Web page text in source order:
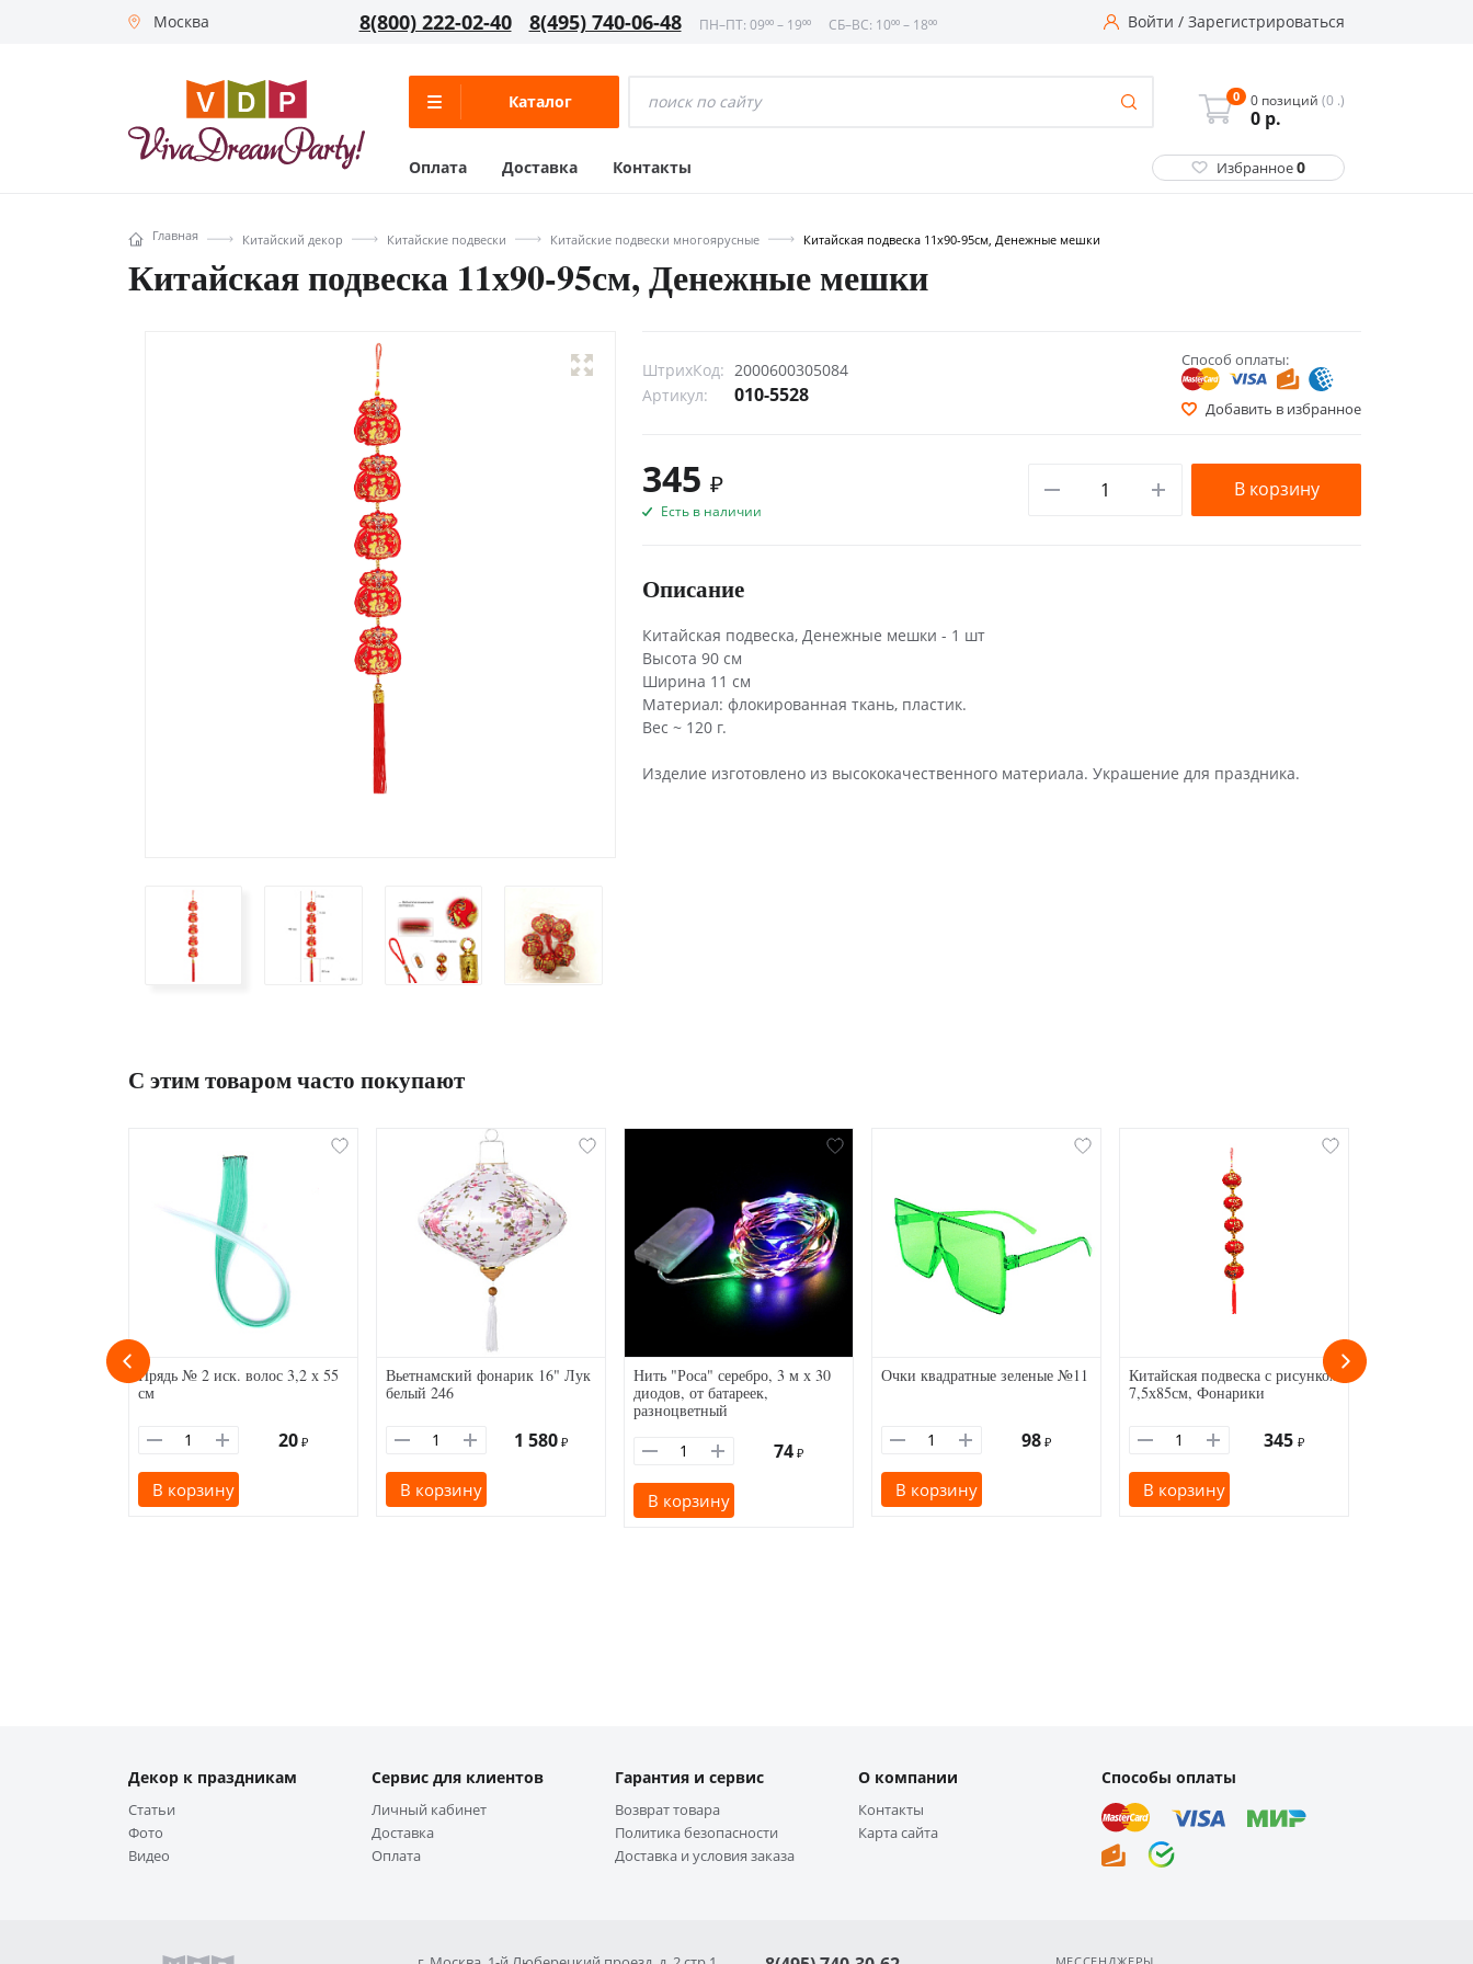
Москва 8(800) 222-02-40 8(495) 740-06-48 ПН–ПТ: 09⁰⁰ – 19⁰⁰ СБ–ВС: 10⁰⁰ – 18⁰⁰ Войти / Зарегистрироваться
Каталог 0 0 позиций (0 .)
0 р.
Оплата Доставка Контакты Избранное0
Главная Китайский декор Китайские подвески Китайские подвески многоярусные Китайская подвеска 11х90-95см, Денежные мешки
Китайская подвеска 11х90-95см, Денежные мешки
ШтрихКод: 2000600305084
Артикул:
010-5528
Способ оплаты:
Добавить в избранное
345 ₽
Есть в наличии
В корзину
Описание
Китайская подвеска, Денежные мешки - 1 шт
Высота 90 см
Ширина 11 см
Материал: флокированная ткань, пластик.
Вес ~ 120 г.
Изделие изготовлено из высококачественного материала. Украшение для праздника.
С этим товаром часто покупают
Прядь № 2 иск. волос 3,2 х 55
см
20 ₽
В корзину
Вьетнамский фонарик 16" Лук
белый 246
1 580 ₽
В корзину
Нить "Роса" серебро, 3 м х 30
диодов, от батареек,
разноцветный
74 ₽
В корзину
Очки квадратные зеленые №11
98 ₽
В корзину
Китайская подвеска с рисунком
7,5х85см, Фонарики
345 ₽
В корзину
Декор к праздникам
Статьи
Фото
Видео
Сервис для клиентов
Личный кабинет
Доставка
Оплата
Гарантия и сервис
Возврат товара
Политика безопасности
Доставка и условия заказа
О компании
Контакты
Карта сайта
Способы оплаты